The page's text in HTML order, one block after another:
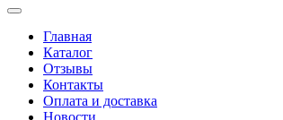
Главная
Каталог
Отзывы
Контакты
Оплата и доставка
Новости